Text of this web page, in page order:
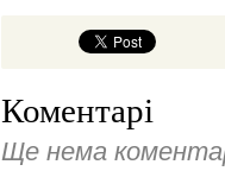
Коментарі
Ще нема